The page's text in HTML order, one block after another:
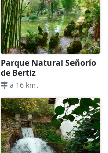
Parque Natural Señorío
de Bertiz
a 16 km.